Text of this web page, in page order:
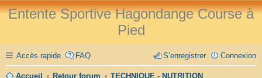
Entente Sportive Hagondange Course à
Pied
Accès rapide FAQ Connexion
S’enregistrer
Accueil Retour forum TECHNIQUE - NUTRITION